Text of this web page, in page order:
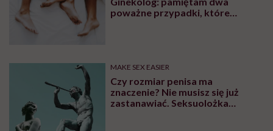
poważne przypadki, które
MAKE SEX EASIER
Czy rozmiar penisa ma
znaczenie? Nie musisz się już
zastanawiać. Seksuolożka